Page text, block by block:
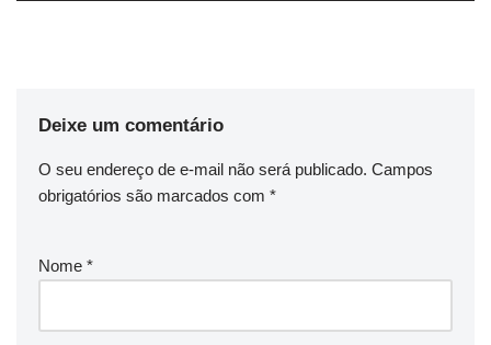
Deixe um comentário
O seu endereço de e-mail não será publicado. Campos
obrigatórios são marcados com *
Nome *